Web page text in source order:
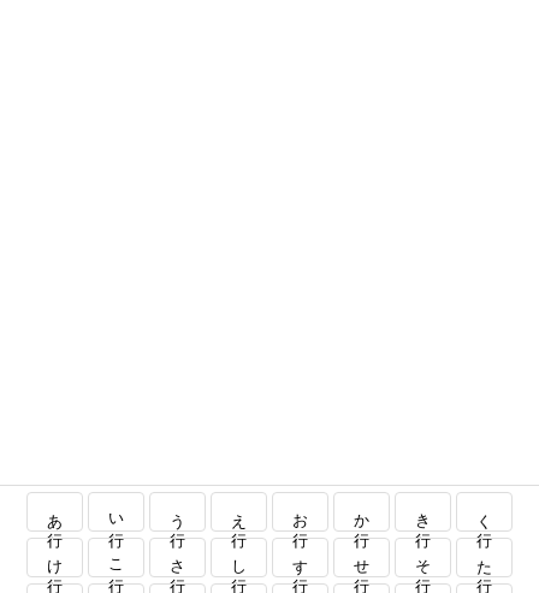
あ行 い行 う行 え行 お行 か行 き行 く行
け行 こ行 さ行 し行 す行 せ行 そ行 た行